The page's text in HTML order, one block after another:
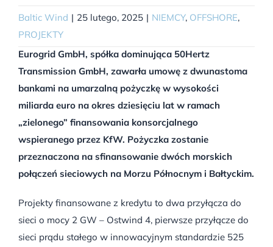
Baltic Wind | 25 lutego, 2025 | NIEMCY, OFFSHORE,
PROJEKTY
Eurogrid GmbH, spółka dominująca 50Hertz
Transmission GmbH, zawarła umowę z dwunastoma
bankami na umarzalną pożyczkę w wysokości
miliarda euro na okres dziesięciu lat w ramach
„zielonego” finansowania konsorcjalnego
wspieranego przez KfW. Pożyczka zostanie
przeznaczona na sfinansowanie dwóch morskich
połączeń sieciowych na Morzu Północnym i Bałtyckim.
Projekty finansowane z kredytu to dwa przyłącza do
sieci o mocy 2 GW – Ostwind 4, pierwsze przyłącze do
sieci prądu stałego w innowacyjnym standardzie 525